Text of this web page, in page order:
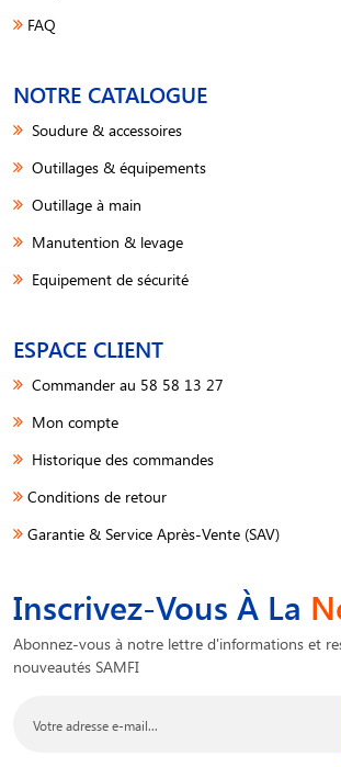
FAQ
NOTRE CATALOGUE
Soudure & accessoires
Outillages & équipements
Outillage à main
Manutention & levage
Equipement de sécurité
ESPACE CLIENT
Commander au 58 58 13 27
Mon compte
Historique des commandes
Conditions de retour
Garantie & Service Après-Vente (SAV)
Inscrivez-Vous À La
Abonnez-vous à notre lettre d'informations et
nouveautés SAMFI